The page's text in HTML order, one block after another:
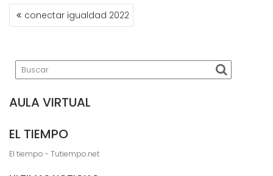
NAVEGACIÓN
DEconectar igualdad 2022
AULA VIRTUAL
EL TIEMPO
El tiempo - Tutiempo.net